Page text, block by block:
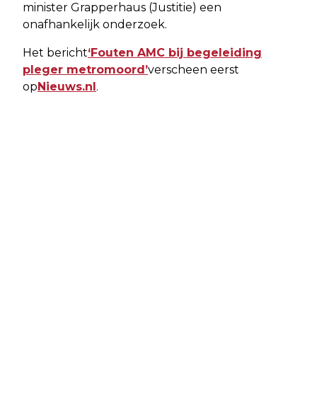
minister Grapperhaus (Justitie) een
onafhankelijk onderzoek.
Het bericht‘Fouten AMC bij begeleiding
pleger metromoord’verscheen eerst
op Nieuws.nl .